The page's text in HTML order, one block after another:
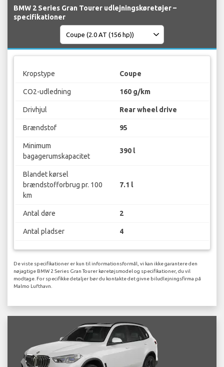
BMW 2 Series Gran Tourer udlejningskøretøjer –
specifikationer
Kropstype Coupe
CO2-udledning 160 g/km
Drivhjul Rear wheel drive
Brændstof 95
Minimum
bagagerumskapacitet
390 l
Blandet kørsel
brændstofforbrug pr. 100
km
7.1 l
Antal døre 2
Antal pladser 4
De viste specifikationer er kun til informationsformål, vi kan ikke garantere den
nøjagtige BMW 2 Series Gran Tourer køretøjsmodel og specifikationer, du vil
modtage. For specifikke detaljer bør du kontakte det givne biludlejningsfirma på
Malmo Lufthavn.